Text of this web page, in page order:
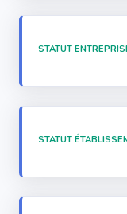
STATUT
STATUT